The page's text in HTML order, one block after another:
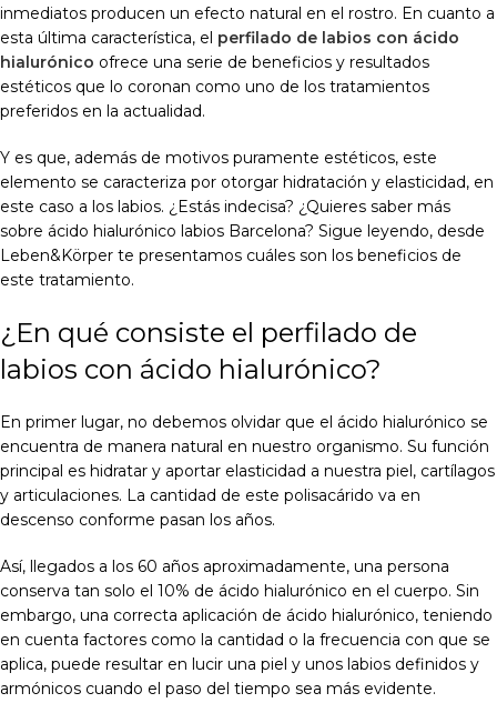
inmediatos producen un efecto natural en el rostro. En cuanto a
esta última característica, el perfilado de labios con ácido
hialurónico ofrece una serie de beneficios y resultados
estéticos que lo coronan como uno de los tratamientos
preferidos en la actualidad.
Y es que, además de motivos puramente estéticos, este
elemento se caracteriza por otorgar hidratación y elasticidad, en
este caso a los labios. ¿Estás indecisa? ¿Quieres saber más
sobre ácido hialurónico labios Barcelona? Sigue leyendo, desde
Leben&Körper te presentamos cuáles son los beneficios de
este tratamiento.
¿En qué consiste el perfilado de
labios con ácido hialurónico?
En primer lugar, no debemos olvidar que el ácido hialurónico se
encuentra de manera natural en nuestro organismo. Su función
principal es hidratar y aportar elasticidad a nuestra piel, cartílagos
y articulaciones. La cantidad de este polisacárido va en
descenso conforme pasan los años.
Así, llegados a los 60 años aproximadamente, una persona
conserva tan solo el 10% de ácido hialurónico en el cuerpo. Sin
embargo, una correcta aplicación de ácido hialurónico, teniendo
en cuenta factores como la cantidad o la frecuencia con que se
aplica, puede resultar en lucir una piel y unos labios definidos y
armónicos cuando el paso del tiempo sea más evidente.